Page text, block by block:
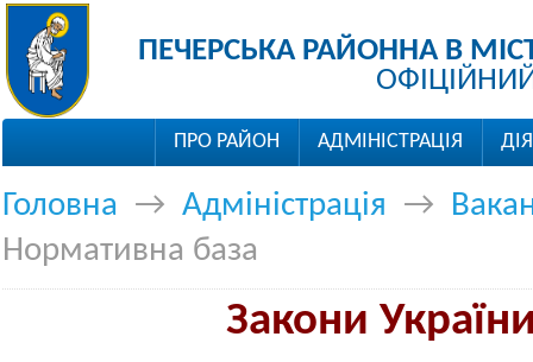
ПЕЧЕРСЬКА РАЙОННА В
ПРО РАЙОН АДМІНІСТРАЦІЯ
Головна → Адміністрація →
Нормативна база
Закони